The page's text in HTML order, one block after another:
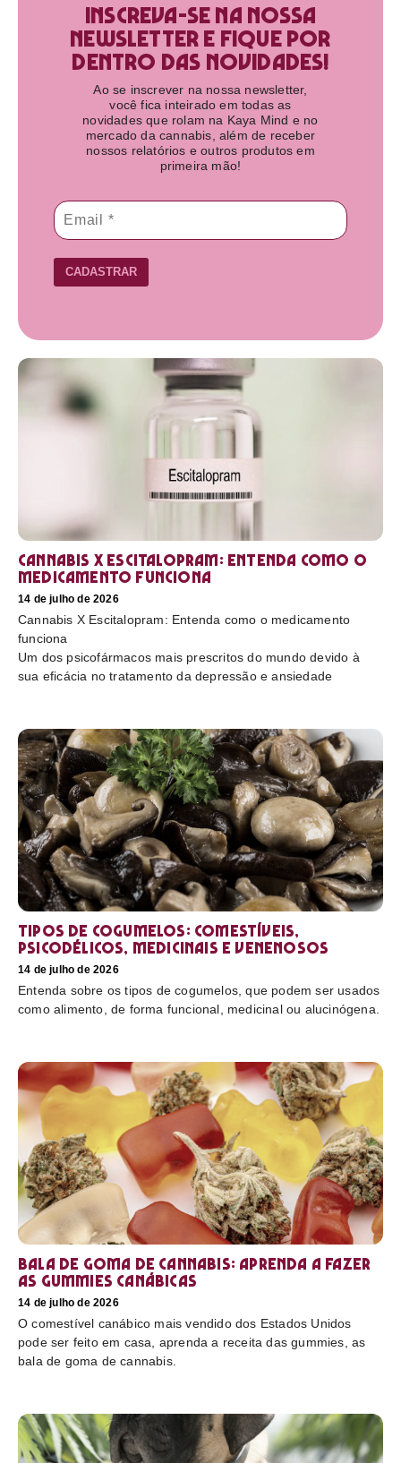
Inscreva-se na nossa
newsletter e fique por
dentro das novidades!​
Ao se inscrever na nossa newsletter,
você fica inteirado em todas as
novidades que rolam na Kaya Mind e no
mercado da cannabis, além de receber
nossos relatórios e outros produtos em
primeira mão!
CADASTRAR
Cannabis X Escitalopram: Entenda como o
medicamento funciona
14 de julho de 2026
Cannabis X Escitalopram: Entenda como o medicamento
funciona
Um dos psicofármacos mais prescritos do mundo devido à
sua eficácia no tratamento da depressão e ansiedade
Tipos de cogumelos: comestíveis,
psicodélicos, medicinais e venenosos
14 de julho de 2026
Entenda sobre os tipos de cogumelos, que podem ser usados
como alimento, de forma funcional, medicinal ou alucinógena.
Bala de goma de cannabis: aprenda a fazer
as gummies canábicas
14 de julho de 2026
O comestível canábico mais vendido dos Estados Unidos
pode ser feito em casa, aprenda a receita das gummies, as
bala de goma de cannabis.